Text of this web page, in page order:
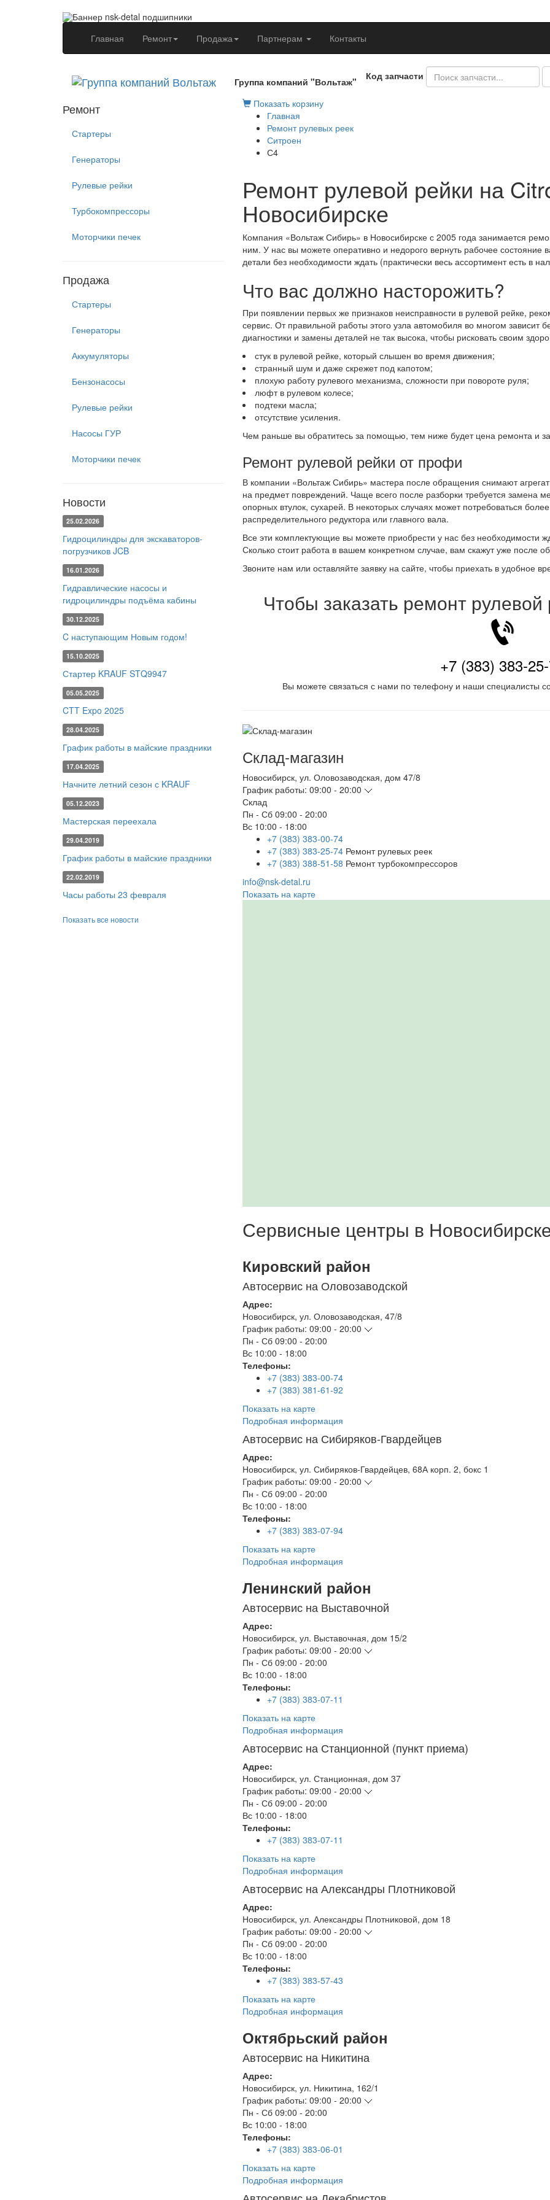
Главная (current)Ремонт Продажа Партнерам Контакты
Группа компаний "Вольтаж"
Код запчасти
Ремонт
Стартеры
Генераторы
Рулевые рейки
Турбокомпрессоры
Моторчики печек
Продажа
Стартеры
Генераторы
Аккумуляторы
Бензонасосы
Рулевые рейки
Насосы ГУР
Моторчики печек
Новости
25.02.2026
Гидроцилиндры для экскаваторов-
погрузчиков JCB
16.01.2026
Гидравлические насосы и
гидроцилиндры подъёма кабины
30.12.2025
C наступающим Новым годом!
15.10.2025
Стартер KRAUF STQ9947
05.05.2025
CTT Expo 2025
28.04.2025
График работы в майские праздники
17.04.2025
Начните летний сезон с KRAUF
05.12.2023
Мастерская переехала
29.04.2019
График работы в майские праздники
22.02.2019
Часы работы 23 февраля
Показать все новости
Показать корзину
Главная
Ремонт рулевых реек
Ситроен
С4
Ремонт рулевой рейки на
Новосибирске
Компания «Вольтаж Сибирь» в Новосибирске с 2005 года занимается
ним. У нас вы можете оперативно и недорого вернуть рабочее
детали без необходимости ждать (практически весь ассортимент есть в
Что вас должно насторожить?
При появлении первых же признаков неисправности в рулевой рейке,
сервис. От правильной работы этого узла автомобиля во многом зависит
диагностики и замены деталей не так высока, чтобы рисковать своим
стук в рулевой рейке, который слышен во время движения;
странный шум и даже скрежет под капотом;
плохую работу рулевого механизма, сложности при повороте руля;
люфт в рулевом колесе;
подтеки масла;
отсутствие усиления.
Чем раньше вы обратитесь за помощью, тем ниже будет цена ремонта и
Ремонт рулевой рейки от профи
В компании «Вольтаж Сибирь» мастера после обращения снимают
на предмет повреждений. Чаще всего после разборки требуется замена
опорных втулок, сухарей. В некоторых случаях может потребоваться
распределительного редуктора или главного вала.
Все эти комплектующие вы можете приобрести у нас без необходимости
Сколько стоит работа в вашем конкретном случае, вам скажут уже после
Звоните нам или оставляйте заявку на сайте, чтобы приехать в удобное
Чтобы заказать ремонт
+7 (383) 383-
Вы можете связаться с нами по телефону и наши специалисты
Склад-магазин
Новосибирск, ул. Оловозаводская, дом 47/8
График работы: 09:00 - 20:00
Склад
Пн - Сб 09:00 - 20:00
Вс 10:00 - 18:00
+7 (383) 383-00-74
+7 (383) 383-25-74 Ремонт рулевых реек
+7 (383) 388-51-58 Ремонт турбокомпрессоров
info@nsk-detal.ru
Показать на карте
Сервисные центры в
Кировский район
Автосервис на Оловозаводской
Адрес:
Новосибирск, ул. Оловозаводская, 47/8
График работы: 09:00 - 20:00
Пн - Сб 09:00 - 20:00
Вс 10:00 - 18:00
Телефоны:
+7 (383) 383-00-74
+7 (383) 381-61-92
Показать на карте
Подробная информация
Автосервис на Сибиряков-Гвардейцев
Адрес:
Новосибирск, ул. Сибиряков-Гвардейцев, 68А корп. 2, бокс 1
График работы: 09:00 - 20:00
Пн - Сб 09:00 - 20:00
Вс 10:00 - 18:00
Телефоны:
+7 (383) 383-07-94
Показать на карте
Подробная информация
Ленинский район
Автосервис на Выставочной
Адрес:
Новосибирск, ул. Выставочная, дом 15/2
График работы: 09:00 - 20:00
Пн - Сб 09:00 - 20:00
Вс 10:00 - 18:00
Телефоны:
+7 (383) 383-07-11
Показать на карте
Подробная информация
Автосервис на Станционной (пункт приема)
Адрес:
Новосибирск, ул. Станционная, дом 37
График работы: 09:00 - 20:00
Пн - Сб 09:00 - 20:00
Вс 10:00 - 18:00
Телефоны:
+7 (383) 383-07-11
Показать на карте
Подробная информация
Автосервис на Александры Плотниковой
Адрес:
Новосибирск, ул. Александры Плотниковой, дом 18
График работы: 09:00 - 20:00
Пн - Сб 09:00 - 20:00
Вс 10:00 - 18:00
Телефоны:
+7 (383) 383-57-43
Показать на карте
Подробная информация
Октябрьский район
Автосервис на Никитина
Адрес:
Новосибирск, ул. Никитина, 162/1
График работы: 09:00 - 20:00
Пн - Сб 09:00 - 20:00
Вс 10:00 - 18:00
Телефоны:
+7 (383) 383-06-01
Показать на карте
Подробная информация